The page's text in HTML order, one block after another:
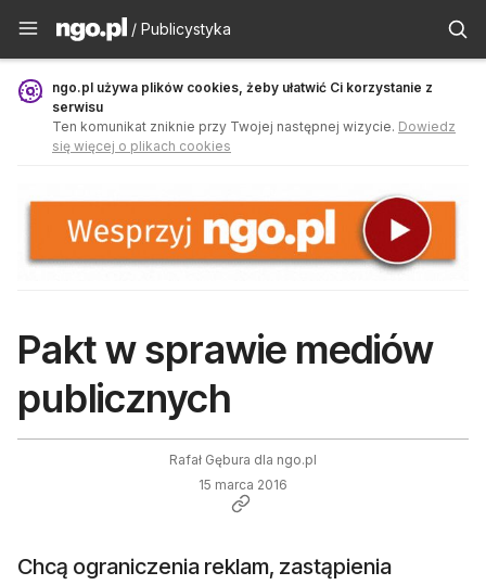
Publicystyka - ngo.pl
/ Publicystyka
ngo.pl używa plików cookies, żeby ułatwić Ci korzystanie z
serwisu
Ten komunikat zniknie przy Twojej następnej wizycie. Dowiedz
się więcej o plikach cookies
Pakt w sprawie mediów
publicznych
Rafał Gębura dla ngo.pl
15 marca 2016
Chcą ograniczenia reklam, zastąpienia